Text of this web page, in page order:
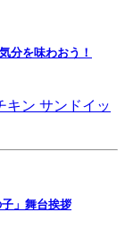
分を味わおう！
キン サンドイッ
」舞台挨拶